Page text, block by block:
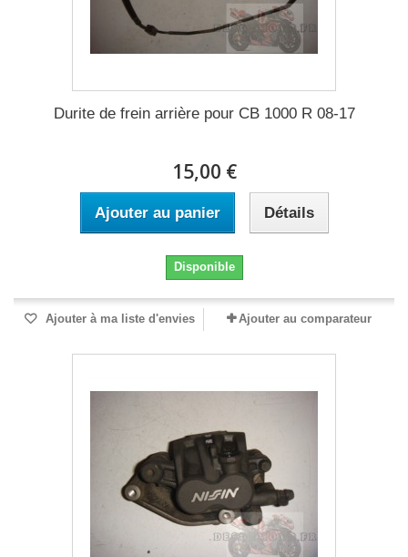
Durite de frein arrière pour CB 1000 R 08-17
15,00 €
Ajouter au panier Détails
Disponible
Ajouter à ma liste d'envies Ajouter au comparateur